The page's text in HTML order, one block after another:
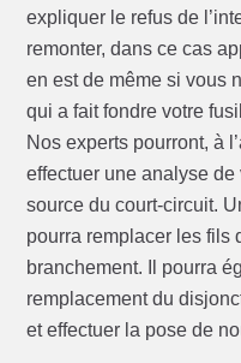
expliquer le refus de
remonter, dans ce cas
en est de même si vous
qui a fait fondre votre
Nos experts pourront, à
effectuer une analyse
source du court-circuit.
pourra remplacer les fils
branchement. Il pourra
remplacement du
et effectuer la pose de